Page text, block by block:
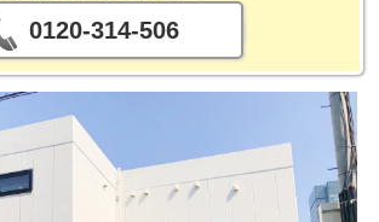
0120-314-506